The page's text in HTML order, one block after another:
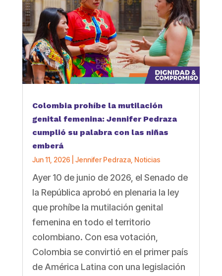
Colombia prohíbe la mutilación
genital femenina: Jennifer Pedraza
cumplió su palabra con las niñas
emberá
Jun 11, 2026 Jennifer Pedraza, Noticias
Ayer 10 de junio de 2026, el Senado de
la República aprobó en plenaria la ley
que prohíbe la mutilación genital
femenina en todo el territorio
colombiano. Con esa votación,
Colombia se convirtió en el primer país
de América Latina con una legislación